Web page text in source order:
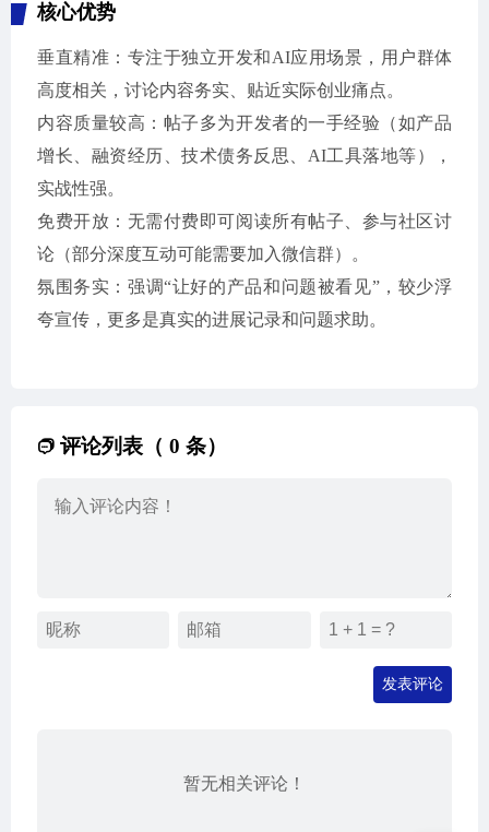
核心优势
垂直精准：专注于独立开发和AI应用场景，用户群体
高度相关，讨论内容务实、贴近实际创业痛点。
内容质量较高：帖子多为开发者的一手经验（如产品
增长、融资经历、技术债务反思、AI工具落地等），
实战性强。
免费开放：无需付费即可阅读所有帖子、参与社区讨
论（部分深度互动可能需要加入微信群）。
氛围务实：强调“让好的产品和问题被看见”，较少浮
夸宣传，更多是真实的进展记录和问题求助。
评论列表（ 0 条）
发表评论
暂无相关评论！